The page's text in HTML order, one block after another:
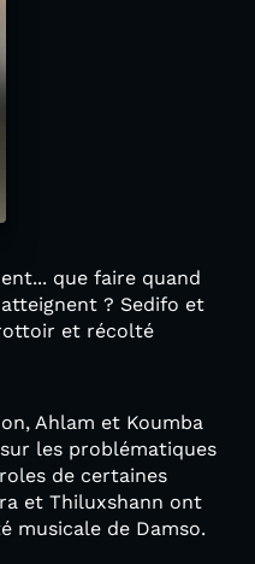
que faire quand
? Sedifo et
et récolté
Ahlam et Koumba
les problématiques
de certaines
et Thiluxshann ont
musicale de Damso.